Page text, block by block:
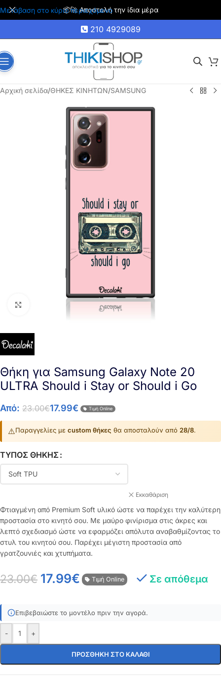
Μετάβαση στο κύριο περιεχόμενο
📦🚀 Αποστολή την ίδια μέρα
210 4929089
Αρχική σελίδα/ΘΗΚΕΣ ΚΙΝΗΤΩΝ/SAMSUNG
Click to enlarge
Θήκη για Samsung Galaxy Note 20
ULTRA Should i Stay or Should i Go
Από: 23.00€17.99€ Τιμή Online
⚠️Παραγγελίες με custom θήκες θα αποσταλούν από 28/8.
ΤΎΠΟΣ ΘΉΚΗΣ
Εκκαθάριση
Φτιαγμένη από Premium Soft υλικό ώστε να παρέχει την καλύτερη
προστασία στο κινητό σου. Με μαύρο φινίρισμα στις άκρες και
λεπτό σχεδιασμό ώστε να εφαρμόζει απόλυτα αναβαθμίζοντας το
στυλ του κινητού σου. Παρέχει μέγιστη προστασία από
γρατζουνιές και χτυπήματα.
23.00€ 17.99€ Τιμή Online Σε απόθεμα
Επιβεβαιώστε το μοντέλο πριν την αγορά.
- +
ΠΡΟΣΘΉΚΗ ΣΤΟ ΚΑΛΆΘΙ